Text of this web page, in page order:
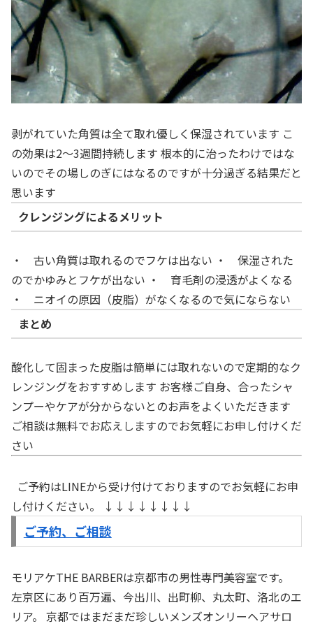
剥がれていた角質は全て取れ優しく保湿されています こ
の効果は2～3週間持続します 根本的に治ったわけではな
いのでその場しのぎにはなるのですが十分過ぎる結果だと
思います
クレンジングによるメリット
・ 古い角質は取れるのでフケは出ない ・ 保湿された
のでかゆみとフケが出ない ・ 育毛剤の浸透がよくなる
・ ニオイの原因（皮脂）がなくなるので気にならない
まとめ
酸化して固まった皮脂は簡単には取れないので定期的なク
レンジングをおすすめします お客様ご自身、合ったシャ
ンプーやケアが分からないとのお声をよくいただきます
ご相談は無料でお応えしますのでお気軽にお申し付けくだ
さい
ご予約はLINEから受け付けておりますのでお気軽にお申
し付けください。 ↓↓↓↓↓↓↓↓
ご予約、ご相談
モリアケTHE BARBERは京都市の男性専門美容室です。
左京区にあり百万遍、今出川、出町柳、丸太町、洛北のエ
リア。 京都ではまだまだ珍しいメンズオンリーヘアサロ